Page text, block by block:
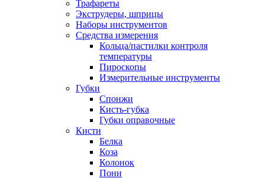
Трафареты
Экструдеры, шприцы
Наборы инструментов
Средства измерения
Кольца/пастилки контроля
температуры
Пироскопы
Измерительные инструменты
Губки
Спонжи
Кисть-губка
Губки оправочные
Кисти
Белка
Коза
Колонок
Пони